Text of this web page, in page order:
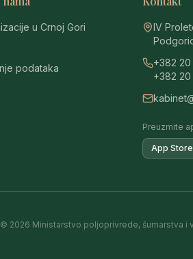
u Crnoj Gori
podataka
IV
+382
+382
Preuzmite
App Store
© 2026 Ministarstvo poljoprivrede, šumarstva i